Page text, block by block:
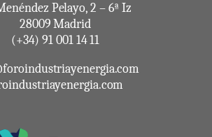
Pelayo, 2 – 6ª Iz
28009 Madrid
(+34) 91 001 14 11